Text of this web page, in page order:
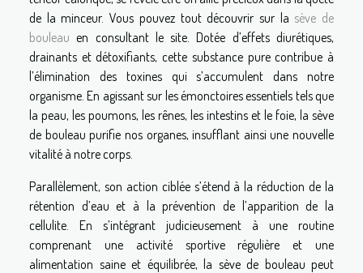
de la minceur. Vous pouvez tout découvrir sur la sève de
bouleau en consultant le site. Dotée d’effets diurétiques,
drainants et détoxifiants, cette substance pure contribue à
l’élimination des toxines qui s’accumulent dans notre
organisme. En agissant sur les émonctoires essentiels tels que
la peau, les poumons, les rênes, les intestins et le foie, la sève
de bouleau purifie nos organes, insufflant ainsi une nouvelle
vitalité à notre corps.
Parallèlement, son action ciblée s’étend à la réduction de la
rétention d’eau et à la prévention de l’apparition de la
cellulite. En s’intégrant judicieusement à une routine
comprenant une activité sportive régulière et une
alimentation saine et équilibrée, la sève de bouleau peut